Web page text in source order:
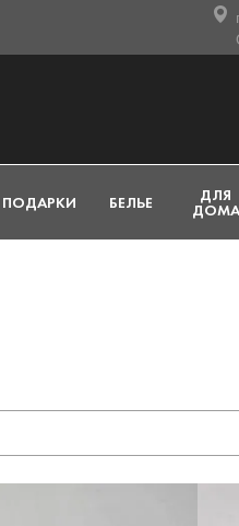
ПОДАРКИ БЕЛЬЕ ДЛЯ
ДОМА